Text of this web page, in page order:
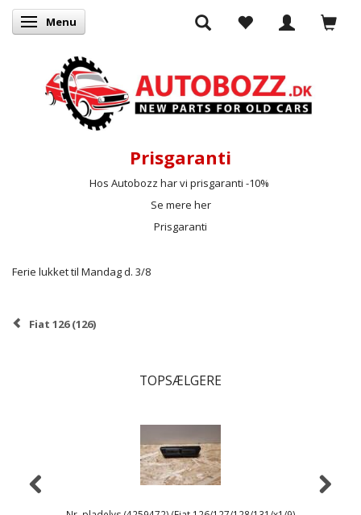
Skifte navigation
Menu
Prisgaranti
Hos Autobozz har vi prisgaranti -10%
Se mere her
Prisgaranti
Ferie lukket til Mandag d. 3/8
Fiat 126 (126)
TOPSÆLGERE